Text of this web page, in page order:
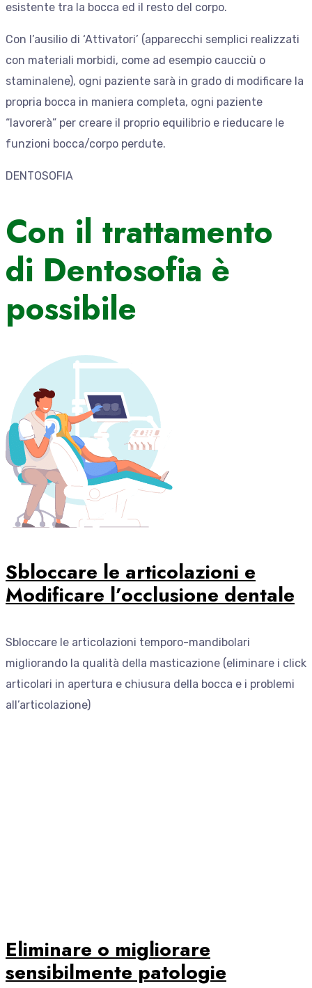
esistente tra la bocca ed il resto del corpo.
Con l’ausilio di ‘Attivatori’ (apparecchi semplici realizzati
con materiali morbidi, come ad esempio caucciù o
staminalene), ogni paziente sarà in grado di modificare la
propria bocca in maniera completa, ogni paziente
“lavorerà” per creare il proprio equilibrio e rieducare le
funzioni bocca/corpo perdute.
DENTOSOFIA
Con il trattamento
di Dentosofia è
possibile
Sbloccare le articolazioni e
Modificare l’occlusione dentale
Sbloccare le articolazioni temporo-mandibolari
migliorando la qualità della masticazione (eliminare i click
articolari in apertura e chiusura della bocca e i problemi
all’articolazione)
Eliminare o migliorare
sensibilmente patologie